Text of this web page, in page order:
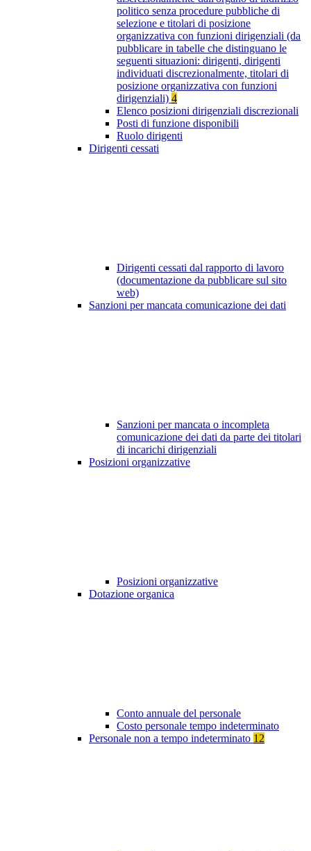
politico senza procedure pubbliche di
selezione e titolari di posizione
organizzativa con funzioni dirigenziali (da
pubblicare in tabelle che distinguano le
seguenti situazioni: dirigenti, dirigenti
individuati discrezionalmente, titolari di
posizione organizzativa con funzioni
dirigenziali) 4
Elenco posizioni dirigenziali discrezionali
Posti di funzione disponibili
Ruolo dirigenti
Dirigenti cessati
Dirigenti cessati dal rapporto di lavoro
(documentazione da pubblicare sul sito
web)
Sanzioni per mancata comunicazione dei dati
Sanzioni per mancata o incompleta
comunicazione dei dati da parte dei titolari
di incarichi dirigenziali
Posizioni organizzative
Posizioni organizzative
Dotazione organica
Conto annuale del personale
Costo personale tempo indeterminato
Personale non a tempo indeterminato 12